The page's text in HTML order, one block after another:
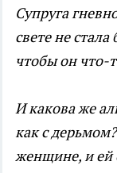
Супруга
свете не
чтобы он что-
И какова же
как с
женщине, и ей